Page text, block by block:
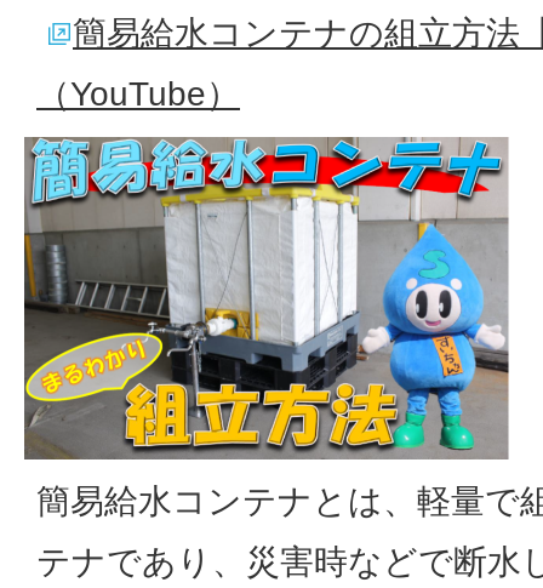
簡易給水コンテナの組立方法
（YouTube）
簡易給水コンテナとは、軽量で
テナであり、災害時などで断水